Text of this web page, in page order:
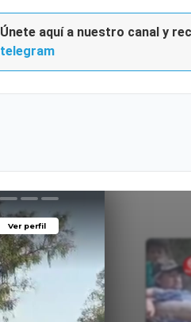
Únete aquí a nuestro canal y
telegram
Ver perfil
Ver perfil